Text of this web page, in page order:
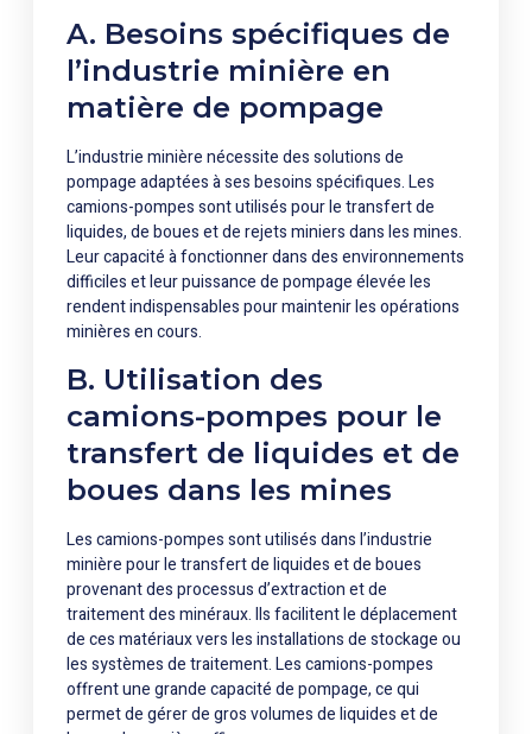
A. Besoins spécifiques de
l’industrie minière en
matière de pompage
L’industrie minière nécessite des solutions de
pompage adaptées à ses besoins spécifiques. Les
camions-pompes sont utilisés pour le transfert de
liquides, de boues et de rejets miniers dans les mines.
Leur capacité à fonctionner dans des environnements
difficiles et leur puissance de pompage élevée les
rendent indispensables pour maintenir les opérations
minières en cours.
B. Utilisation des
camions-pompes pour le
transfert de liquides et de
boues dans les mines
Les camions-pompes sont utilisés dans l’industrie
minière pour le transfert de liquides et de boues
provenant des processus d’extraction et de
traitement des minéraux. Ils facilitent le déplacement
de ces matériaux vers les installations de stockage ou
les systèmes de traitement. Les camions-pompes
offrent une grande capacité de pompage, ce qui
permet de gérer de gros volumes de liquides et de